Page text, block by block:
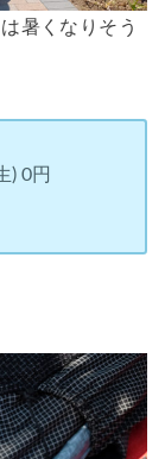
暑くなりそう
) 0円